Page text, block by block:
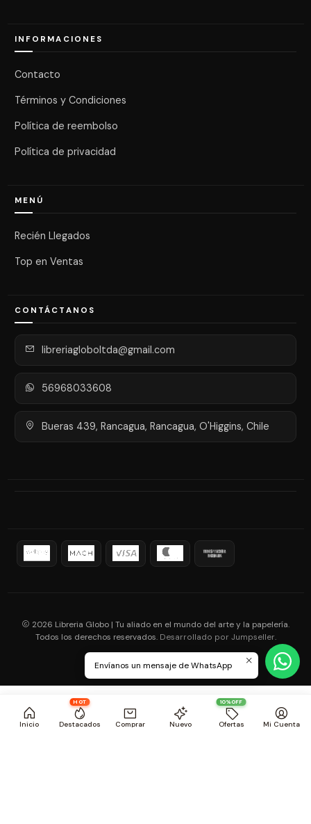
Inicio
HOT
Destacados Comprar Nuevo
10%OFF
Ofertas Mi Cuenta
INFORMACIONES
Contacto
Términos y Condiciones
Política de reembolso
Política de privacidad
MENÚ
Recién Llegados
Top en Ventas
CONTÁCTANOS
libreriagloboltda@gmail.com
56968033608
Bueras 439, Rancagua, Rancagua, O'Higgins, Chile
2026 Libreria Globo | Tu aliado en el mundo del arte y la papelería.
Todos los derechos reservados. Desarrollado por Jumpseller.
Envíanos un mensaje de WhatsApp